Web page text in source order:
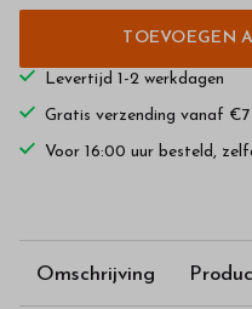
TOEVOEGEN
Levertijd 1-2 werkdagen
Gratis verzending vanaf
Voor 16:00 uur besteld,
Omschrijving